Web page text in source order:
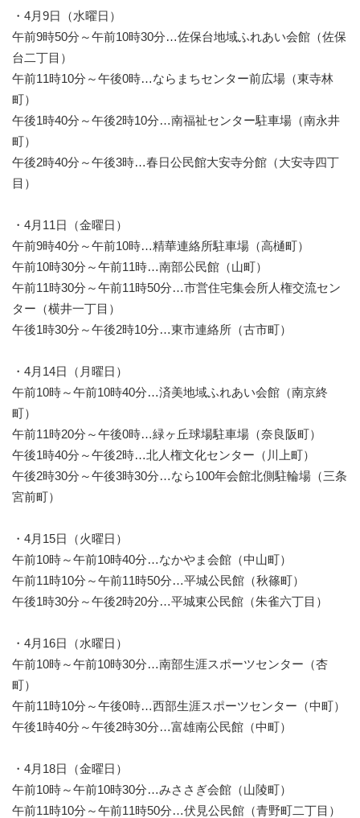
・4月9日（水曜日）
午前9時50分～午前10時30分…佐保台地域ふれあい会館（佐保
台二丁目）
午前11時10分～午後0時…ならまちセンター前広場（東寺林
町）
午後1時40分～午後2時10分…南福祉センター駐車場（南永井
町）
午後2時40分～午後3時…春日公民館大安寺分館（大安寺四丁
目）
・4月11日（金曜日）
午前9時40分～午前10時…精華連絡所駐車場（高樋町）
午前10時30分～午前11時…南部公民館（山町）
午前11時30分～午前11時50分…市営住宅集会所人権交流セン
ター（横井一丁目）
午後1時30分～午後2時10分…東市連絡所（古市町）
・4月14日（月曜日）
午前10時～午前10時40分…済美地域ふれあい会館（南京終
町）
午前11時20分～午後0時…緑ヶ丘球場駐車場（奈良阪町）
午後1時40分～午後2時…北人権文化センター（川上町）
午後2時30分～午後3時30分…なら100年会館北側駐輪場（三条
宮前町）
・4月15日（火曜日）
午前10時～午前10時40分…なかやま会館（中山町）
午前11時10分～午前11時50分…平城公民館（秋篠町）
午後1時30分～午後2時20分…平城東公民館（朱雀六丁目）
・4月16日（水曜日）
午前10時～午前10時30分…南部生涯スポーツセンター（杏
町）
午前11時10分～午後0時…西部生涯スポーツセンター（中町）
午後1時40分～午後2時30分…富雄南公民館（中町）
・4月18日（金曜日）
午前10時～午前10時30分…みささぎ会館（山陵町）
午前11時10分～午前11時50分…伏見公民館（青野町二丁目）